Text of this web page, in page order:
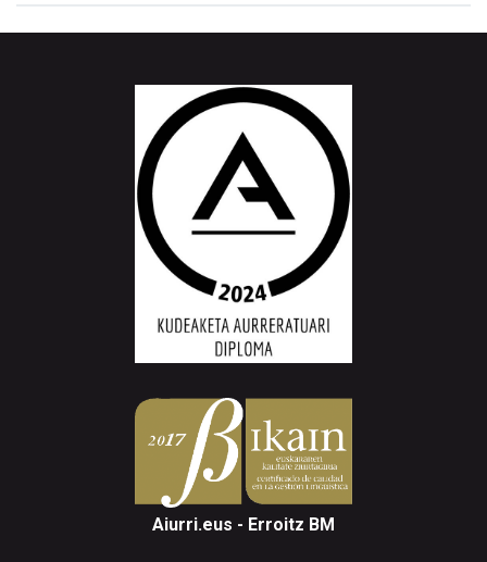
Aiurri.eus - Erroitz BM